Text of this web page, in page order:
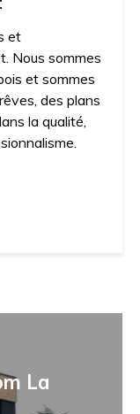
et
Nous sommes
et sommes
des plans
la qualité,
La